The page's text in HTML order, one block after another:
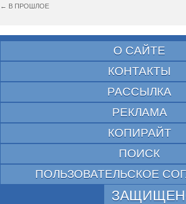
← В ПРОШЛОЕ
О САЙТЕ
КОНТАКТЫ
РАССЫЛКА
РЕКЛАМА
КОПИРАЙТ
ПОИСК
ПОЛЬЗОВАТЕЛЬСКОЕ